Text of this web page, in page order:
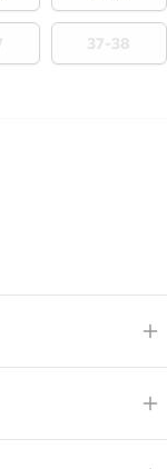
37-38